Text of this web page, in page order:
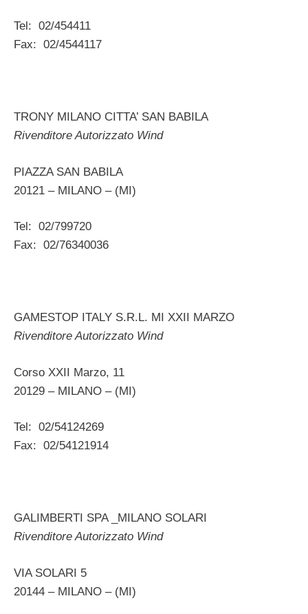
Tel: 02/454411
Fax: 02/4544117
TRONY MILANO CITTA’ SAN BABILA
Rivenditore Autorizzato Wind
PIAZZA SAN BABILA
20121 – MILANO – (MI)
Tel: 02/799720
Fax: 02/76340036
GAMESTOP ITALY S.R.L. MI XXII MARZO
Rivenditore Autorizzato Wind
Corso XXII Marzo, 11
20129 – MILANO – (MI)
Tel: 02/54124269
Fax: 02/54121914
GALIMBERTI SPA _MILANO SOLARI
Rivenditore Autorizzato Wind
VIA SOLARI 5
20144 – MILANO – (MI)